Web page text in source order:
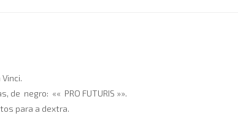
negro: «« PRO FUTURIS »».
para a dextra.